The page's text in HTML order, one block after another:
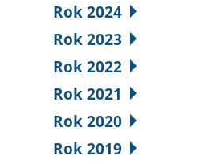
Rok 2024
Rok 2023
Rok 2022
Rok 2021
Rok 2020
Rok 2019